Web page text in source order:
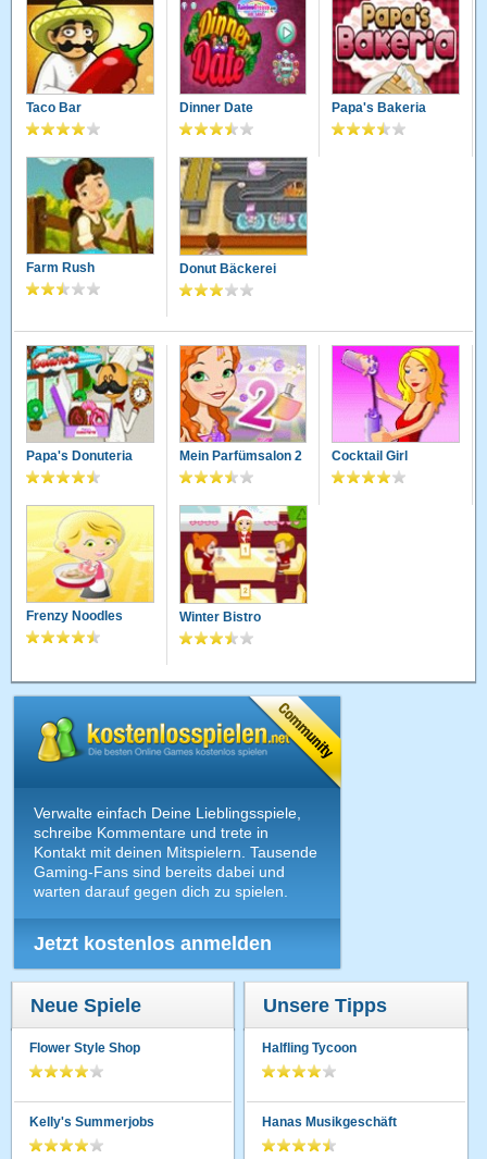
Taco Bar Dinner Date Papa's Bakeria
Farm Rush Donut Bäckerei
Papa's Donuteria Mein Parfümsalon 2 Cocktail Girl
Frenzy Noodles Winter Bistro
Verwalte einfach Deine Lieblingsspiele,
schreibe Kommentare und trete in
Kontakt mit deinen Mitspielern. Tausende
Gaming-Fans sind bereits dabei und
warten darauf gegen dich zu spielen.
Jetzt kostenlos anmelden
Neue Spiele
Flower Style Shop
Kelly's Summerjobs
Unsere Tipps
Halfling Tycoon
Hanas Musikgeschäft